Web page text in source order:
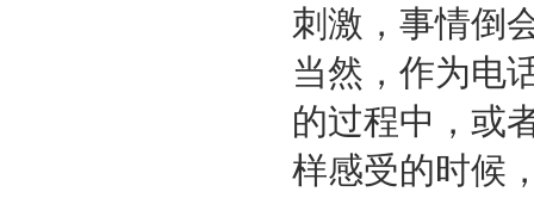
刺激，事情倒
当然，作为电
的过程中，或
样感受的时候